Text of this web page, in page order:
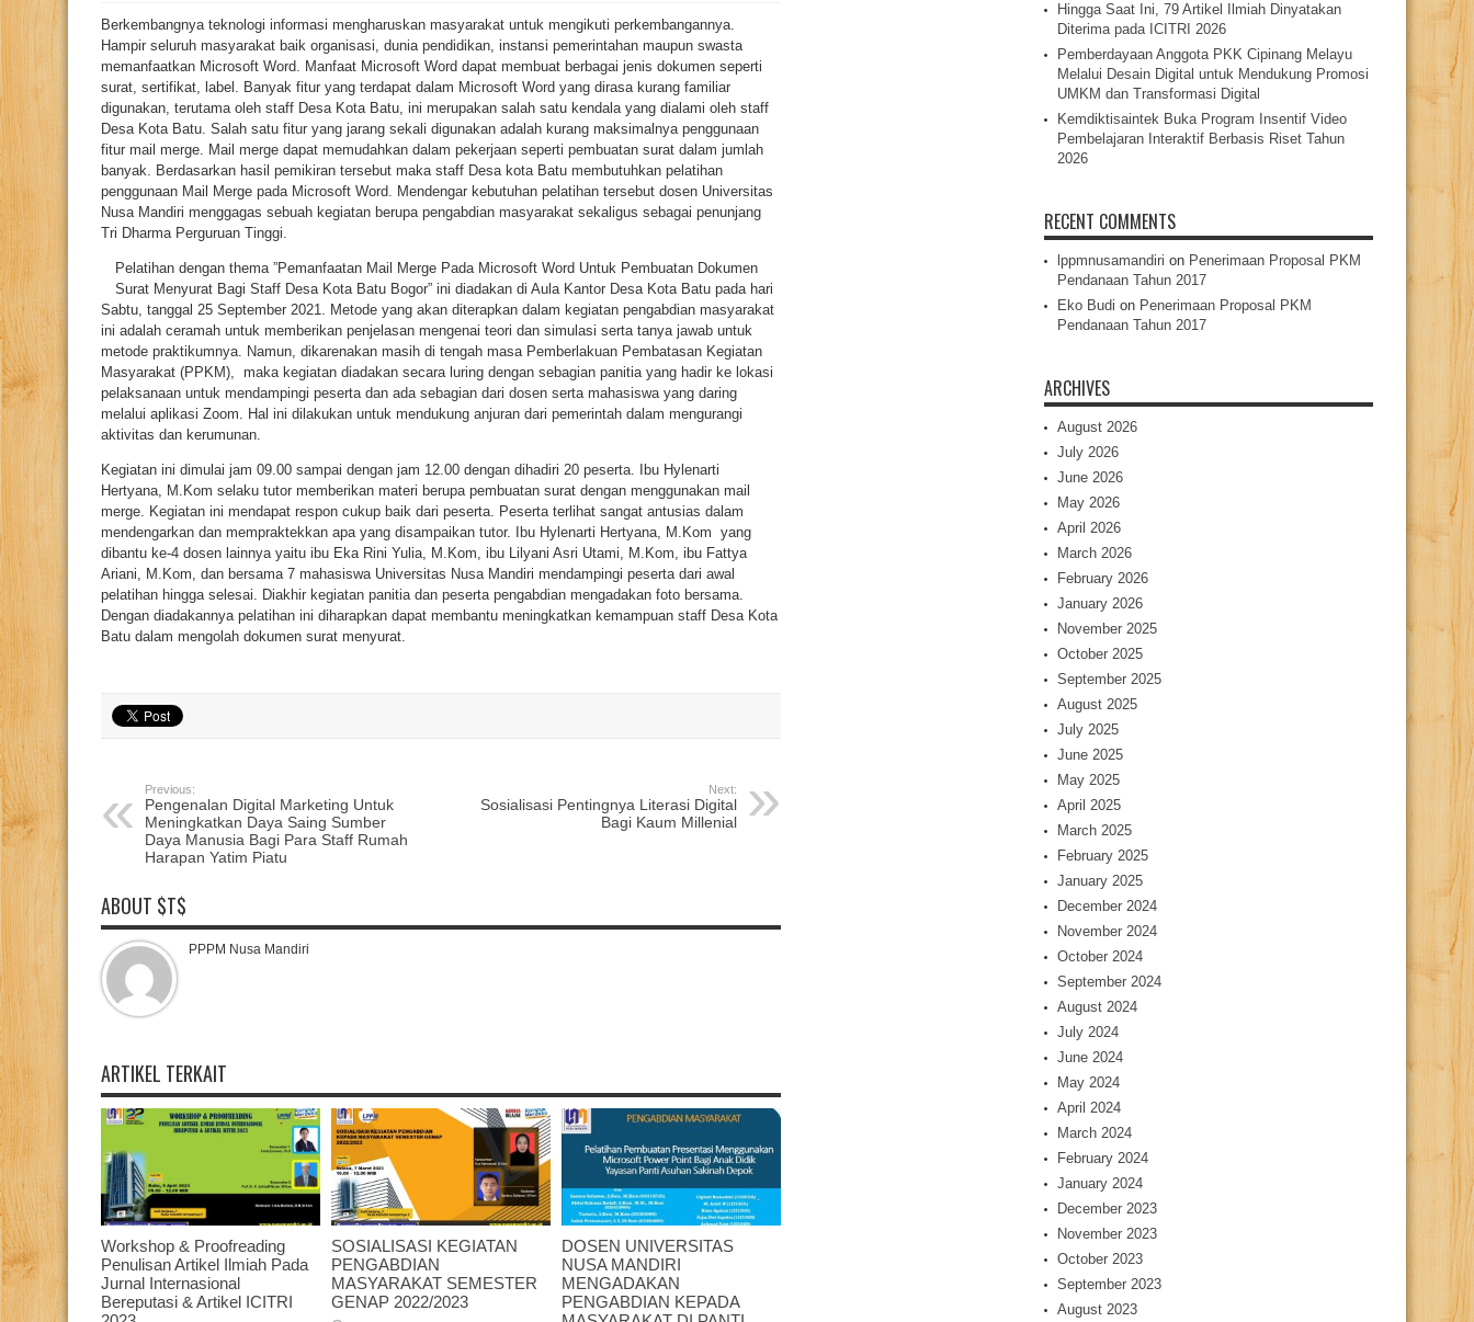
Berkembangnya teknologi informasi mengharuskan masyarakat untuk mengikuti perkembangannya.
Hampir seluruh masyarakat baik organisasi, dunia pendidikan, instansi pemerintahan maupun swasta
memanfaatkan Microsoft Word. Manfaat Microsoft Word dapat membuat berbagai jenis dokumen seperti
surat, sertifikat, label. Banyak fitur yang terdapat dalam Microsoft Word yang dirasa kurang familiar
digunakan, terutama oleh staff Desa Kota Batu, ini merupakan salah satu kendala yang dialami oleh staff
Desa Kota Batu. Salah satu fitur yang jarang sekali digunakan adalah kurang maksimalnya penggunaan
fitur mail merge. Mail merge dapat memudahkan dalam pekerjaan seperti pembuatan surat dalam jumlah
banyak. Berdasarkan hasil pemikiran tersebut maka staff Desa kota Batu membutuhkan pelatihan
penggunaan Mail Merge pada Microsoft Word. Mendengar kebutuhan pelatihan tersebut dosen Universitas
Nusa Mandiri menggagas sebuah kegiatan berupa pengabdian masyarakat sekaligus sebagai penunjang
Tri Dharma Perguruan Tinggi.
Pelatihan dengan thema ”Pemanfaatan Mail Merge Pada Microsoft Word Untuk Pembuatan Dokumen
Surat Menyurat Bagi Staff Desa Kota Batu Bogor” ini diadakan di Aula Kantor Desa Kota Batu pada hari
Sabtu, tanggal 25 September 2021. Metode yang akan diterapkan dalam kegiatan pengabdian masyarakat
ini adalah ceramah untuk memberikan penjelasan mengenai teori dan simulasi serta tanya jawab untuk
metode praktikumnya. Namun, dikarenakan masih di tengah masa Pemberlakuan Pembatasan Kegiatan
Masyarakat (PPKM), maka kegiatan diadakan secara luring dengan sebagian panitia yang hadir ke lokasi
pelaksanaan untuk mendampingi peserta dan ada sebagian dari dosen serta mahasiswa yang daring
melalui aplikasi Zoom. Hal ini dilakukan untuk mendukung anjuran dari pemerintah dalam mengurangi
aktivitas dan kerumunan.
Kegiatan ini dimulai jam 09.00 sampai dengan jam 12.00 dengan dihadiri 20 peserta. Ibu Hylenarti
Hertyana, M.Kom selaku tutor memberikan materi berupa pembuatan surat dengan menggunakan mail
merge. Kegiatan ini mendapat respon cukup baik dari peserta. Peserta terlihat sangat antusias dalam
mendengarkan dan mempraktekkan apa yang disampaikan tutor. Ibu Hylenarti Hertyana, M.Kom yang
dibantu ke-4 dosen lainnya yaitu ibu Eka Rini Yulia, M.Kom, ibu Lilyani Asri Utami, M.Kom, ibu Fattya
Ariani, M.Kom, dan bersama 7 mahasiswa Universitas Nusa Mandiri mendampingi peserta dari awal
pelatihan hingga selesai. Diakhir kegiatan panitia dan peserta pengabdian mengadakan foto bersama.
Dengan diadakannya pelatihan ini diharapkan dapat membantu meningkatkan kemampuan staff Desa Kota
Batu dalam mengolah dokumen surat menyurat.
Previous:
Pengenalan Digital Marketing Untuk
Meningkatkan Daya Saing Sumber
Daya Manusia Bagi Para Staff Rumah
Harapan Yatim Piatu
Next:
Sosialisasi Pentingnya Literasi Digital
Bagi Kaum Millenial
ABOUT $T$
PPPM Nusa Mandiri
ARTIKEL TERKAIT
Workshop & Proofreading
Penulisan Artikel Ilmiah Pada
Jurnal Internasional
Bereputasi & Artikel ICITRI
SOSIALISASI KEGIATAN
PENGABDIAN
MASYARAKAT SEMESTER
GENAP 2022/2023
DOSEN UNIVERSITAS
NUSA MANDIRI
MENGADAKAN
PENGABDIAN KEPADA
Hingga Saat Ini, 79 Artikel Ilmiah Dinyatakan
Diterima pada ICITRI 2026
Pemberdayaan Anggota PKK Cipinang Melayu
Melalui Desain Digital untuk Mendukung Promosi
UMKM dan Transformasi Digital
Kemdiktisaintek Buka Program Insentif Video
Pembelajaran Interaktif Berbasis Riset Tahun
2026
RECENT COMMENTS
lppmnusamandiri on Penerimaan Proposal PKM
Pendanaan Tahun 2017
Eko Budi on Penerimaan Proposal PKM
Pendanaan Tahun 2017
ARCHIVES
August 2026
July 2026
June 2026
May 2026
April 2026
March 2026
February 2026
January 2026
November 2025
October 2025
September 2025
August 2025
July 2025
June 2025
May 2025
April 2025
March 2025
February 2025
January 2025
December 2024
November 2024
October 2024
September 2024
August 2024
July 2024
June 2024
May 2024
April 2024
March 2024
February 2024
January 2024
December 2023
November 2023
October 2023
September 2023
August 2023